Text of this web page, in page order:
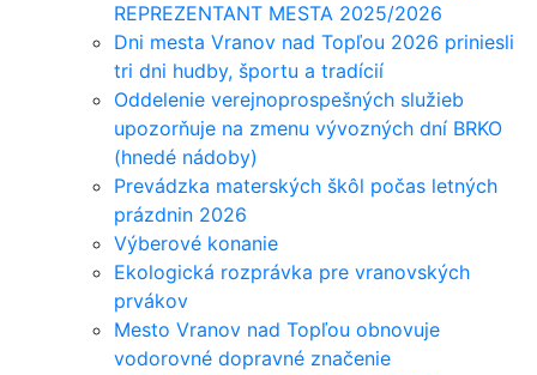
REPREZENTANT MESTA 2025/2026
Dni mesta Vranov nad Topľou 2026 priniesli
tri dni hudby, športu a tradícií
Oddelenie verejnoprospešných služieb
upozorňuje na zmenu vývozných dní BRKO
(hnedé nádoby)
Prevádzka materských škôl počas letných
prázdnin 2026
Výberové konanie
Ekologická rozprávka pre vranovských
prvákov
Mesto Vranov nad Topľou obnovuje
vodorovné dopravné značenie